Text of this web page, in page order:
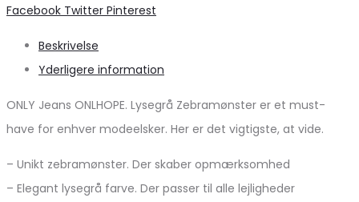
Share
Facebook Twitter Pinterest
Beskrivelse
Yderligere information
ONLY Jeans ONLHOPE. Lysegrå Zebramønster er et must-
have for enhver modeelsker. Her er det vigtigste, at vide.
– Unikt zebramønster. Der skaber opmærksomhed
– Elegant lysegrå farve. Der passer til alle lejligheder